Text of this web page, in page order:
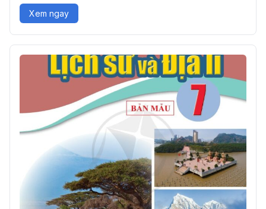
Xem ngay